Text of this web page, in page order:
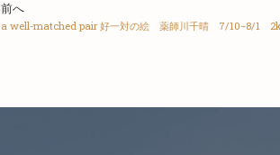
前へ
a well-matched pair 好一対の絵 薬師川千晴 7/10−8/1